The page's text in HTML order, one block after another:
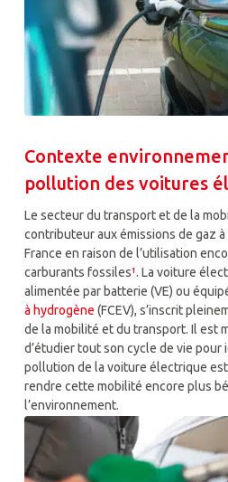
Contexte
pollution des voitures
Le secteur du transport et de la
contributeur aux émissions de gaz
France en raison de l’utilisation
carburants fossiles¹. La voiture
alimentée par batterie (VE) ou
à hydrogène (FCEV), s’inscrit
de la mobilité et du transport. Il est
d’étudier tout son cycle de vie
pollution de la voiture électrique
rendre cette mobilité encore plus
l’environnement.